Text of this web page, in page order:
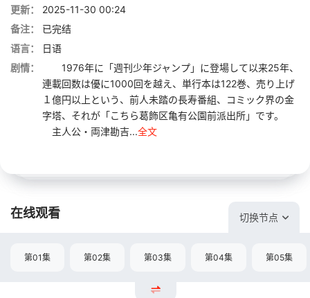
更新：
2025-11-30 00:24
备注：
已完结
语言：
日语
剧情：
1976年に「週刊少年ジャンプ」に登場して以来25年、
連載回数は優に1000回を越え、単行本は122巻、売り上げ
１億円以上という、前人未踏の長寿番組、コミック界の金
字塔、それが「こちら葛飾区亀有公園前派出所」です。
主人公・両津勘吉...全文
在线观看 切换节点
第01集 第02集 第03集 第04集 第05集